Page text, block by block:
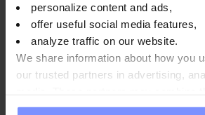
personalize content and ads,
offer useful social media features,
analyze traffic on our website.
We share information about how you
our trusted partners in advertising,
information you have provided to
schwermetallgehalts 16.07.2026
OstroVit Kreatin-Monohydrat -
20.04.2026
OstroVit Kreatin-Monohydrat -